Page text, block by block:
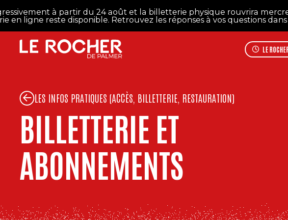
à partir du 24 août et la billetterie physique rouvrira mercredi 2
reste disponible. Retrouvez les réponses à vos questions dans
LE
LES INFOS PRATIQUES (ACCÈS, BILLETTERIE, RESTAURATION)
BILLETTERIE ET
ABONNEMENTS